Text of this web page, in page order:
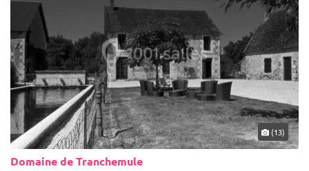
(13)
Domaine de Tranchemule